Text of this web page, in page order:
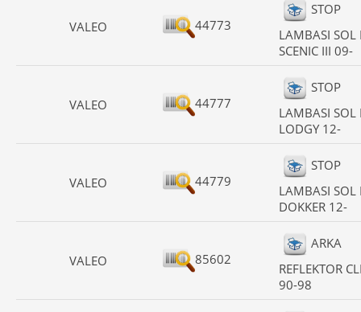
VALEO 44773
STOP
LAMBASI SOL
SCENIC III 09-
VALEO 44777
STOP
LAMBASI SOL
LODGY 12-
VALEO 44779
STOP
LAMBASI SOL
DOKKER 12-
VALEO 85602
ARKA
REFLEKTOR
90-98